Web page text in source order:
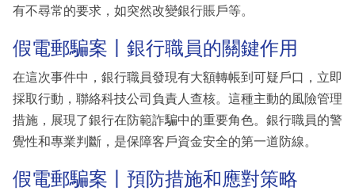
有不尋常的要求，如突然改變銀行賬戶等。
假電郵騙案丨銀行職員的關鍵作用
在這次事件中，銀行職員發現有大額轉帳到可疑戶口，立即
採取行動，聯絡科技公司負責人查核。這種主動的風險管理
措施，展現了銀行在防範詐騙中的重要角色。銀行職員的警
覺性和專業判斷，是保障客戶資金安全的第一道防線。
假電郵騙案丨預防措施和應對策略